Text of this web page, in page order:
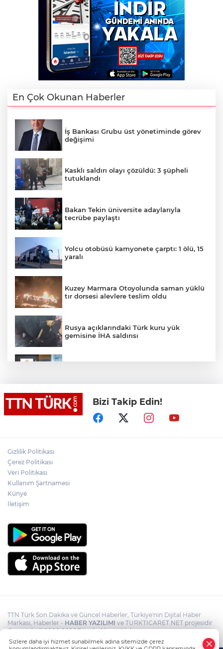
En Çok Okunan Haberler
İş Bankası Grubu üst yönetiminde görev
değişimi
Kasklı saldırı olayı çözüldü: 3 şüpheli
tutuklandı
Bakan Tekin üniversite adaylarıyla
tecrübe paylaştı
Yolcu otobüsü kamyonete çarptı: 1 ölü, 15
yaralı
Kuzey Marmara Otoyolunda saman yüklü
tır dorsesi alevlere teslim oldu
Rusya açıklarındaki Türk kuru yük
gemisine İHA saldırısı
Lukaku Fener’e mi, Beşiktaş’a mı geliyor?
Rojin Kabaiş, Hiranur Nilgün Aygar ve
Kıvanç Uman’ın ailelerini hedef alam
Bizi Takip Edin!
Gizlilik Politikası
Çerez Politikası
Veri Politikası
Kullanım Şartnamesi
Künye
İletişim
TTN Türk Son Dakika ve Güncel Haberler, Türkiye'nin Dijital Haber
Markası, Haberler - HABER YAZILIMI ve TURKTICARET.NET projesidir
Copyright© 2006-2026 Tüm hakları saklıdır.
Sizlere daha iyi hizmet sunabilmek adına sitemizde çerez